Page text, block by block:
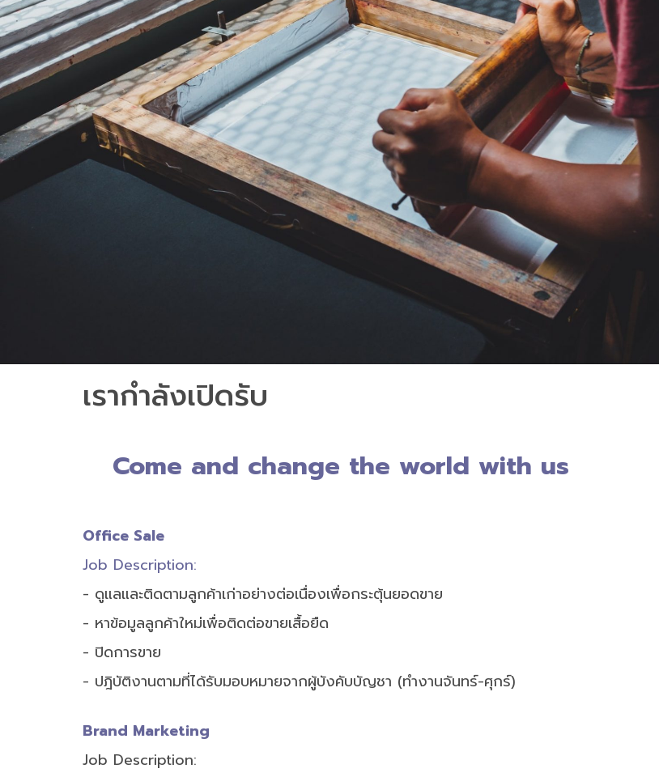
เรากำลังเปิดรับ
Come and change the world with us
Office Sale
Job Description:
- ดูแลและติดตามลูกค้าเก่าอย่างต่อเนื่องเพื่อกระตุ้นยอดขาย
- หาข้อมูลลูกค้าใหม่เพื่อติดต่อขายเสื้อยืด
- ปิดการขาย
- ปฎิบัติงานตามที่ได้รับมอบหมายจากผู้บังคับบัญชา (ทำงานจันทร์-ศุกร์)
Brand Marketing
Job Description: